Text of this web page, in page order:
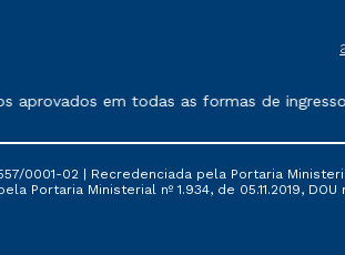
de serviços.
em todas as formas de
0001-02 | Recredenciada pela Portaria
Portaria Ministerial nº 1.934, de 05.11.2019, DOU